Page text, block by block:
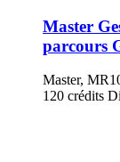
Master
parcours
Master,
120 crédits